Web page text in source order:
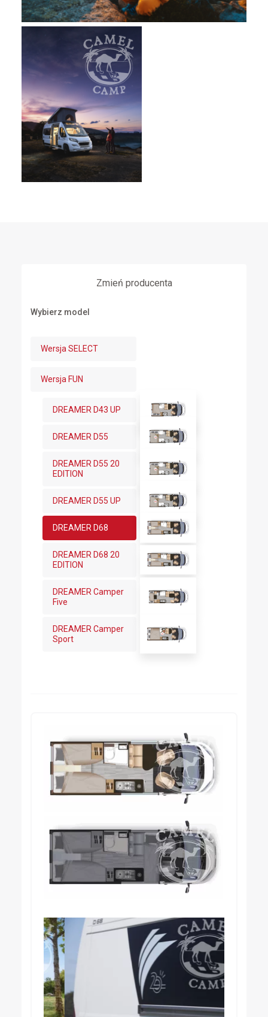
Zmień producenta
Wybierz model
Wersja SELECT
Wersja FUN
DREAMER D43 UP
DREAMER D55
DREAMER D55 20
EDITION
DREAMER D55 UP
DREAMER D68
DREAMER D68 20
EDITION
DREAMER Camper
Five
DREAMER Camper
Sport